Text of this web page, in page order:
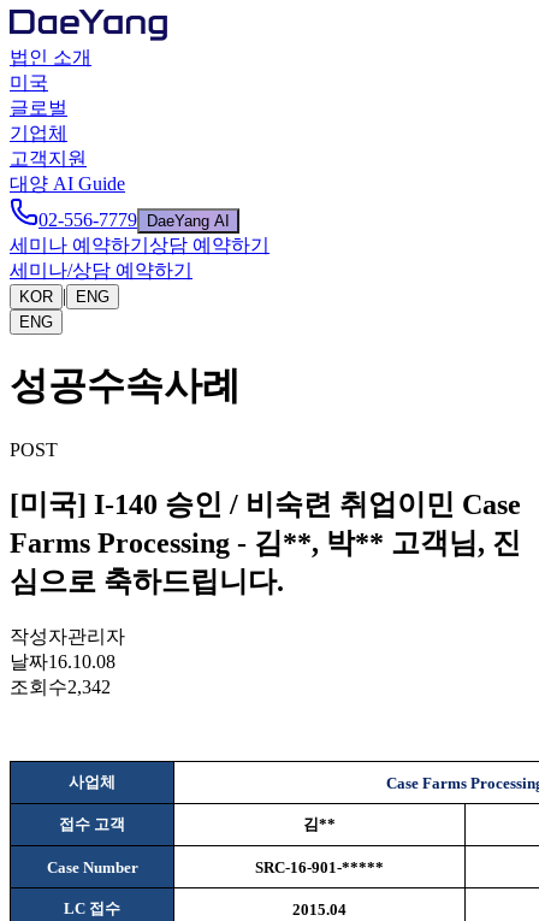
법인 소개
미국
글로벌
기업체
고객지원
대양 AI Guide
02-556-7779
DaeYang AI
세미나 예약하기 상담 예약하기
세미나/상담 예약하기
KOR |
ENG
ENG
성공수속사례
POST
[미국] I-140 승인 / 비숙련 취업이민 Case
Farms Processing - 김**, 박** 고객님, 진
심으로 축하드립니다.
작성자관리자
날짜16.10.08
조회수2,342
사업체 Case Farms
접수 고객 김**
Case Number SRC-16-901-*****
LC 접수 2015.04